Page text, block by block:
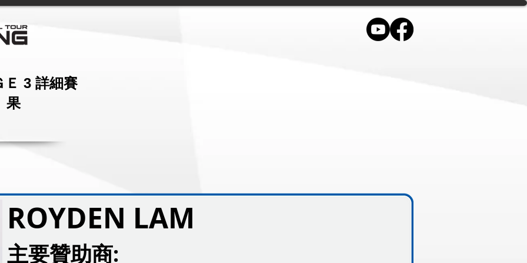
Ｅ 3 詳細賽
果
ROYDEN LAM
主要贊助商: